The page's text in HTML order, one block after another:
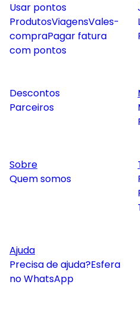
Usar pontos
ProdutosViagensVales-
compraPagar fatura
com pontos
Descontos
Parceiros
Sobre
Quem somos
Ajuda
Precisa de ajuda?Esfera
no WhatsApp